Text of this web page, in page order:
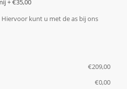
+€35,00
kunt u met de as bij ons
€‎209,00
€‎0,00